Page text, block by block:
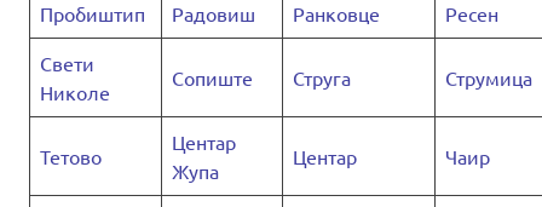
Пробиштип Радовиш Ранковце Ресен
Свети
Николе
Сопиште Струга Струмица
Тетово
Центар
Жупа
Центар Чаир